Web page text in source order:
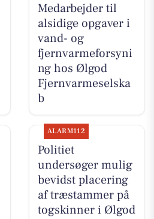
Medarbejder til
alsidige opgaver i
vand- og
fjernvarmeforsyni
ng hos Ølgod
Fjernvarmeselska
b
ALARM112
Politiet
undersøger mulig
bevidst placering
af træstammer på
togskinner i Ølgod